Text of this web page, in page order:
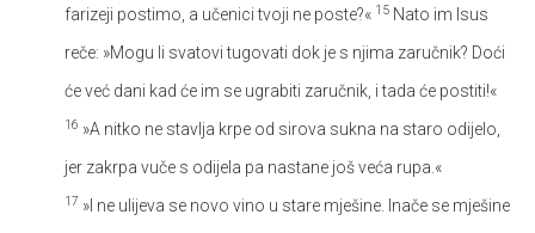
farizeji postimo, a učenici tvoji ne poste?« 15 Nato im Isus
reče: »Mogu li svatovi tugovati dok je s njima zaručnik? Doći
će već dani kad će im se ugrabiti zaručnik, i tada će postiti!«
16 »A nitko ne stavlja krpe od sirova sukna na staro odijelo,
jer zakrpa vuče s odijela pa nastane još veća rupa.«
17 »I ne ulijeva se novo vino u stare mješine. Inače se mješine